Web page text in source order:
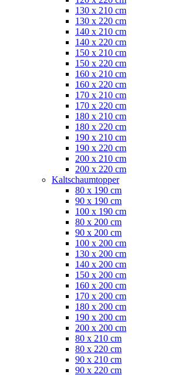
130 x 210 cm
130 x 220 cm
140 x 210 cm
140 x 220 cm
150 x 210 cm
150 x 220 cm
160 x 210 cm
160 x 220 cm
170 x 210 cm
170 x 220 cm
180 x 210 cm
180 x 220 cm
190 x 210 cm
190 x 220 cm
200 x 210 cm
200 x 220 cm
Kaltschaumtopper
80 x 190 cm
90 x 190 cm
100 x 190 cm
80 x 200 cm
90 x 200 cm
100 x 200 cm
130 x 200 cm
140 x 200 cm
150 x 200 cm
160 x 200 cm
170 x 200 cm
180 x 200 cm
190 x 200 cm
200 x 200 cm
80 x 210 cm
80 x 220 cm
90 x 210 cm
90 x 220 cm